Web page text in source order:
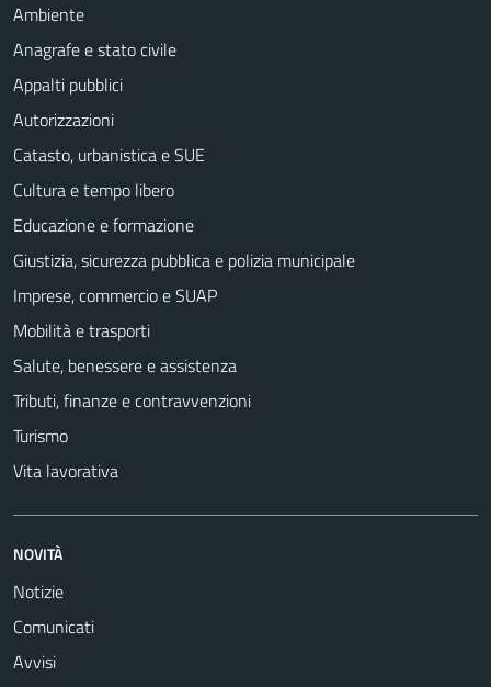
Ambiente
Anagrafe e stato civile
Appalti pubblici
Autorizzazioni
Catasto, urbanistica e SUE
Cultura e tempo libero
Educazione e formazione
Giustizia, sicurezza pubblica e polizia municipale
Imprese, commercio e SUAP
Mobilità e trasporti
Salute, benessere e assistenza
Tributi, finanze e contravvenzioni
Turismo
Vita lavorativa
NOVITÀ
Notizie
Comunicati
Avvisi